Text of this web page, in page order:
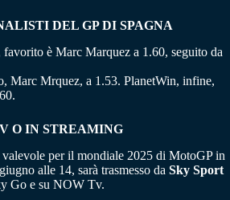
DEL GP DI SPAGNA
è Marc Marquez a 1.60, seguito da
Marc Mrquez, a 1.53. PlanetWin, infine,
O IN STREAMING
per il mondiale 2025 di MotoGP in
alle 14, sarà trasmesso da Sky Sport
Go e su NOW Tv.